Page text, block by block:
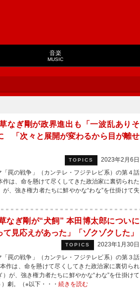
音楽
MUSIC
なぎ剛が政界進出も「一波乱ありそ
「次々と展開が変わるから目が離せ
TOPICS
2023年2月6日
罠の戦争」（カンテレ・フジテレビ系）の第４話
は、命を懸けて尽くしてきた政治家に裏切られた
、強き権力者たちに鮮やかな“わな”を仕掛けて失
なぎ剛が“犬飼” 本田博太郎についに
見応えがあった」「ゾクゾクした」
TOPICS
2023年1月30日
罠の戦争」（カンテレ・フジテレビ系）の第３話
は、命を懸けて尽くしてきた政治家に裏切られ
が、強き権力者たちに鮮やかな“わな”を仕掛けて
劇。（※以下・・・ 続きを読む